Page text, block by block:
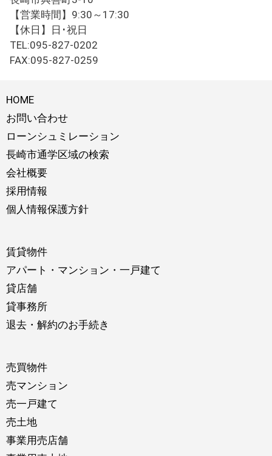
【営業時間】9:30～17:30
【休日】日･祝日
TEL:095-827-0202
FAX:095-827-0259
HOME
お問い合わせ
ローンシュミレーション
長崎市通学区域の検索
会社概要
採用情報
個人情報保護方針
賃貸物件
アパート・マンション・一戸建て
貸店舗
貸事務所
退去・解約のお手続き
売買物件
売マンション
売一戸建て
売土地
事業用売店舗